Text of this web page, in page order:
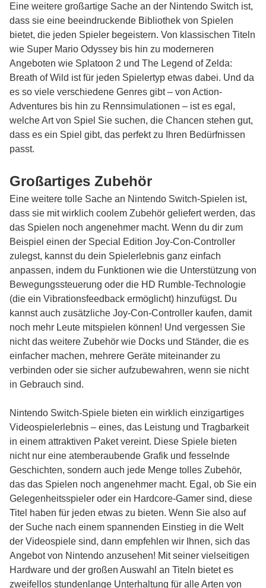
Eine weitere großartige Sache an der Nintendo Switch ist,
dass sie eine beeindruckende Bibliothek von Spielen
bietet, die jeden Spieler begeistern. Von klassischen Titeln
wie Super Mario Odyssey bis hin zu moderneren
Angeboten wie Splatoon 2 und The Legend of Zelda:
Breath of Wild ist für jeden Spielertyp etwas dabei. Und da
es so viele verschiedene Genres gibt – von Action-
Adventures bis hin zu Rennsimulationen – ist es egal,
welche Art von Spiel Sie suchen, die Chancen stehen gut,
dass es ein Spiel gibt, das perfekt zu Ihren Bedürfnissen
passt.
Großartiges Zubehör
Eine weitere tolle Sache an Nintendo Switch-Spielen ist,
dass sie mit wirklich coolem Zubehör geliefert werden, das
das Spielen noch angenehmer macht. Wenn du dir zum
Beispiel einen der Special Edition Joy-Con-Controller
zulegst, kannst du dein Spielerlebnis ganz einfach
anpassen, indem du Funktionen wie die Unterstützung von
Bewegungssteuerung oder die HD Rumble-Technologie
(die ein Vibrationsfeedback ermöglicht) hinzufügst. Du
kannst auch zusätzliche Joy-Con-Controller kaufen, damit
noch mehr Leute mitspielen können! Und vergessen Sie
nicht das weitere Zubehör wie Docks und Ständer, die es
einfacher machen, mehrere Geräte miteinander zu
verbinden oder sie sicher aufzubewahren, wenn sie nicht
in Gebrauch sind.
Nintendo Switch-Spiele bieten ein wirklich einzigartiges
Videospielerlebnis – eines, das Leistung und Tragbarkeit
in einem attraktiven Paket vereint. Diese Spiele bieten
nicht nur eine atemberaubende Grafik und fesselnde
Geschichten, sondern auch jede Menge tolles Zubehör,
das das Spielen noch angenehmer macht. Egal, ob Sie ein
Gelegenheitsspieler oder ein Hardcore-Gamer sind, diese
Titel haben für jeden etwas zu bieten. Wenn Sie also auf
der Suche nach einem spannenden Einstieg in die Welt
der Videospiele sind, dann empfehlen wir Ihnen, sich das
Angebot von Nintendo anzusehen! Mit seiner vielseitigen
Hardware und der großen Auswahl an Titeln bietet es
zweifellos stundenlange Unterhaltung für alle Arten von